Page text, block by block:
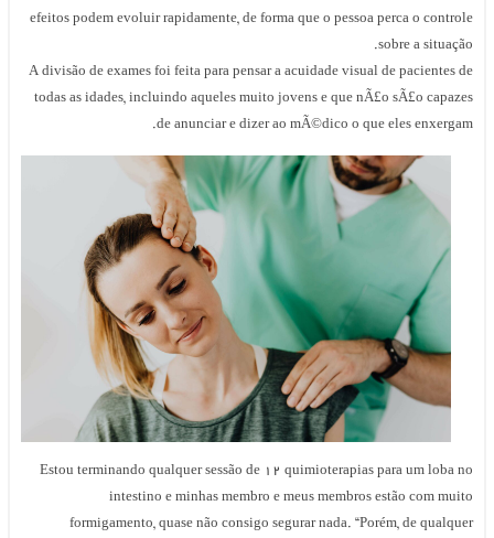
efeitos podem evoluir rapidamente, de forma que o pessoa perca o controle
sobre a situação.
A divisão de exames foi feita para pensar a acuidade visual de pacientes de
todas as idades, incluindo aqueles muito jovens e que nÃ£o sÃ£o capazes
de anunciar e dizer ao mÃ©dico o que eles enxergam.
Estou terminando qualquer sessão de 12 quimioterapias para um loba no
intestino e minhas membro e meus membros estão com muito
formigamento, quase não consigo segurar nada. “Porém, de qualquer